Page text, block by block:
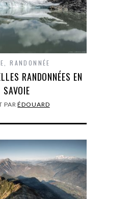
,RANDONNÉE
RANDONNÉES EN
SAVOIE
PARÉDOUARD